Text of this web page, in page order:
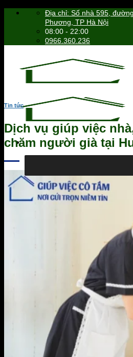
Skip
Địa chỉ: Số nhà 595,
Phương, TP Hà Nội
08:00 - 22:00
0966.360.236
0966.360.236
Tin tức
Dịch vụ giúp việc
chăm người già tại